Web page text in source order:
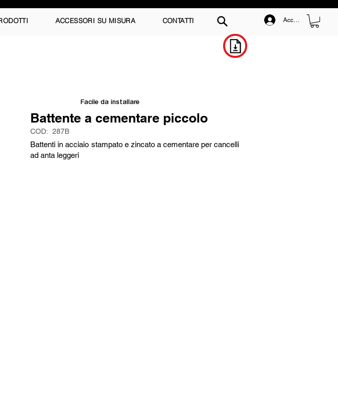
Accedi
ACCESSORI SU MISURA CONTATTI
Facile da installare
Battente a cementare piccolo
COD: 287B
Battenti in acciaio stampato e zincato a cementare per cancelli
ad anta leggeri